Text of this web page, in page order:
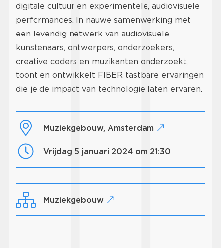
digitale cultuur en experimentele, audiovisuele
performances. In nauwe samenwerking met
een levendig netwerk van audiovisuele
kunstenaars, ontwerpers, onderzoekers,
creative coders en muzikanten onderzoekt,
toont en ontwikkelt FIBER tastbare ervaringen
die je de impact van technologie laten ervaren.
Muziekgebouw, Amsterdam
vrijdag 5 januari 2024 om 21:30
Muziekgebouw